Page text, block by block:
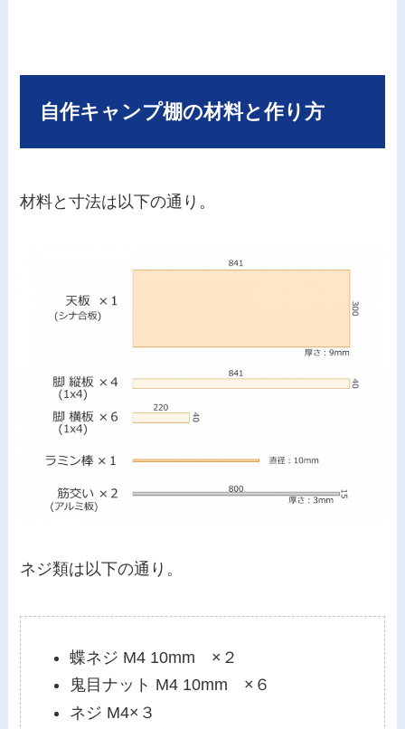
自作キャンプ棚の材料と作り方
材料と寸法は以下の通り。
ネジ類は以下の通り。
蝶ネジ M4 10mm ×２
鬼目ナット M4 10mm ×６
ネジ M4×３